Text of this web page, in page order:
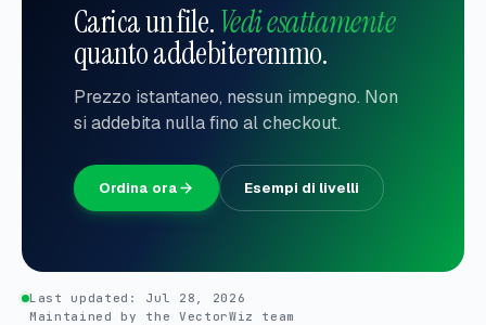
Carica un file.Vedi esattamente
quanto addebiteremmo.
Prezzo istantaneo, nessun impegno. Non
si addebita nulla fino al checkout.
Ordina ora Esempi di livelli
Last updated: Jul 28, 2026
Maintained by the VectorWiz team